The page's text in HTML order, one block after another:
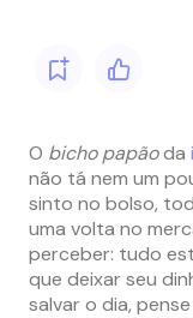
O bicho papãoda
não tá nem um
sinto no bolso,
uma volta no
perceber: tudo
que deixar seu
salvar o dia,